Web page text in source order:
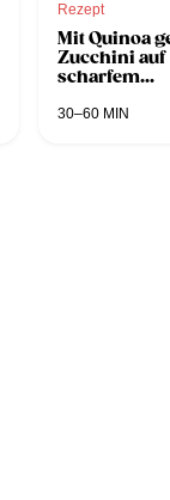
Rezept
Mit Quinoa
Zucchini auf
scharfem
30–60 MIN